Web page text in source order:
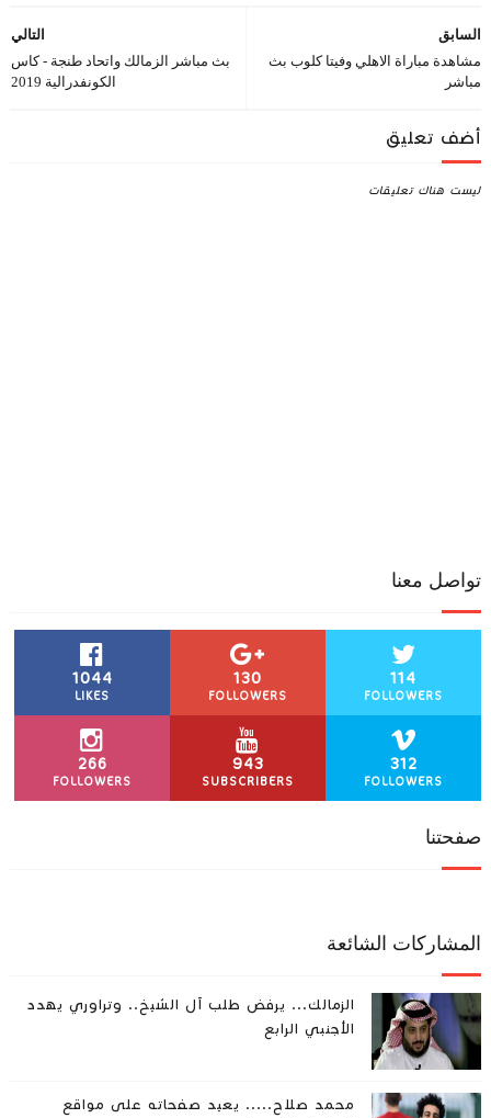
التالي
بث مباشر الزمالك واتحاد طنجة - كاس
الكونفدرالية 2019
السابق
مشاهدة مباراة الاهلي وفيتا كلوب بث
مباشر
أضف تعليق
ليست هناك تعليقات
تواصل معنا
114
FOLLOWERS
130
FOLLOWERS
1044
LIKES
312
FOLLOWERS
943
SUBSCRIBERS
266
FOLLOWERS
صفحتنا
المشاركات الشائعة
الزمالك... يرفض طلب آل الشيخ.. وتراوري يهدد
الأجنبي الرابع
محمد صلاح..... يعيد صفحاته على مواقع